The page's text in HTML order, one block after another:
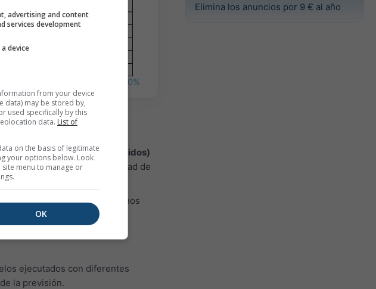
Elimina los anuncios por 9 € al año
30%
(Michigan, Estados Unidos)
la cantidad y la probabilidad de
más fuerte la variación, menos
probable.
incertidumbres suelen
ejecutados con diferentes
la previsión.
advertising and content
services development
device
from your device
data) may be stored by,
used specifically by this
data. List of
on the basis of legitimate
your options below. Look
menu to manage or
OK